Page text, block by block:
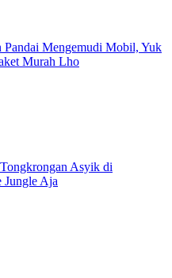
Pandai Mengemudi Mobil, Yuk
Murah Lho
Asyik di
Jungle Aja